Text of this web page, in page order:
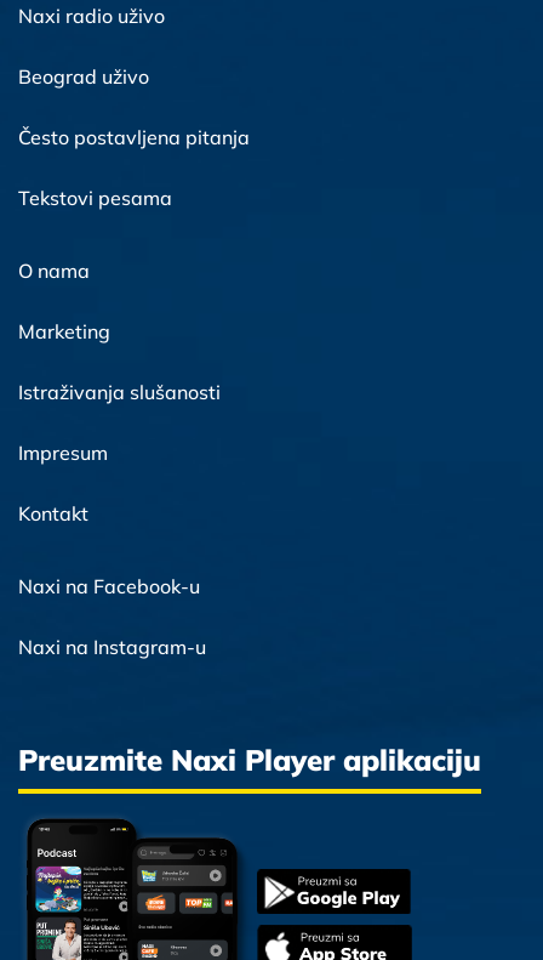
Naxi radio uživo
Beograd uživo
Često postavljena pitanja
Tekstovi pesama
O nama
Marketing
Istraživanja slušanosti
Impresum
Kontakt
Naxi na Facebook-u
Naxi na Instagram-u
Preuzmite Naxi Player aplikaciju